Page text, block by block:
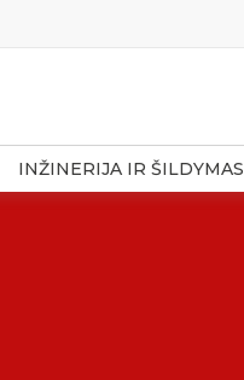
INŽINERIJA IR ŠILDYMAS